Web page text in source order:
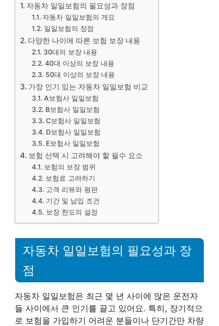
자동차 일일보험의 필요성과 장점
자동차 일일보험의 개요
일일보험의 장점
다양한 나이에 따른 보험 보장 내용
30대의 보장 내용
40대 이상의 보장 내용
50대 이상의 보장 내용
가장 인기 있는 자동차 일일보험 비교
A보험사 일일보험
B보험사 일일보험
C보험사 일일보험
D보험사 일일보험
E보험사 일일보험
보험 선택 시 고려해야 할 필수 요소
보험의 보장 범위
보험료 고려하기
고객 리뷰와 평판
기간 및 납입 조건
보장 한도의 설정
자동차 일일보험의 필요성과 장
점
자동차 일일보험은 최근 몇 년 사이에 많은 운전자
들 사이에서 큰 인기를 끌고 있어요. 특히, 장기적으
로 보험을 가입하기 어려운 분들이나 단기간만 차량